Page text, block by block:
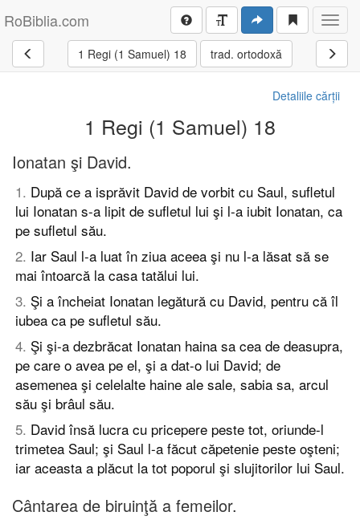
RoBiblia.com
1 Regi (1 Samuel) 18 trad. ortodoxă
Detaliile cărții
1 Regi (1 Samuel) 18
Ionatan şi David.
1. După ce a isprăvit David de vorbit cu Saul, sufletul
lui Ionatan s-a lipit de sufletul lui şi l-a iubit Ionatan, ca
pe sufletul său.
2. Iar Saul l-a luat în ziua aceea şi nu l-a lăsat să se
mai întoarcă la casa tatălui lui.
3. Şi a încheiat Ionatan legătură cu David, pentru că îl
iubea ca pe sufletul său.
4. Şi şi-a dezbrăcat Ionatan haina sa cea de deasupra,
pe care o avea pe el, şi a dat-o lui David; de
asemenea şi celelalte haine ale sale, sabia sa, arcul
său şi brâul său.
5. David însă lucra cu pricepere peste tot, oriunde-l
trimetea Saul; şi Saul l-a făcut căpetenie peste oşteni;
iar aceasta a plăcut la tot poporul şi slujitorilor lui Saul.
Cântarea de biruinţă a femeilor.